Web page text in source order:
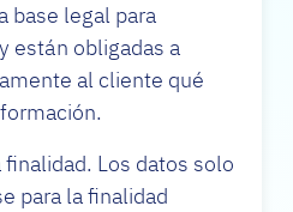
base legal para
están obligadas a
al cliente qué
Los datos solo
para la finalidad